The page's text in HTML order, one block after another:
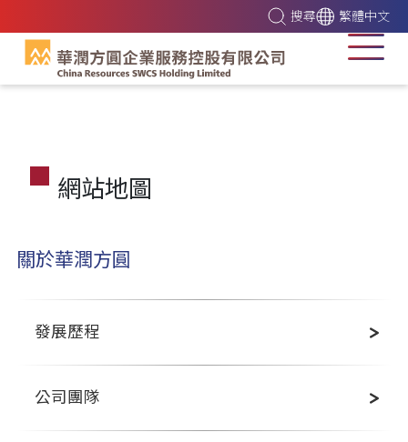
搜尋 繁體中文
網站地圖
關於華潤方圓
發展歷程
公司團隊